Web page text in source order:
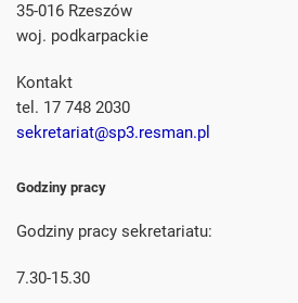
35-016 Rzeszów
woj. podkarpackie
Kontakt
tel. 17 748 2030
sekretariat@sp3.resman.pl
Godziny pracy
Godziny pracy sekretariatu:
7.30-15.30